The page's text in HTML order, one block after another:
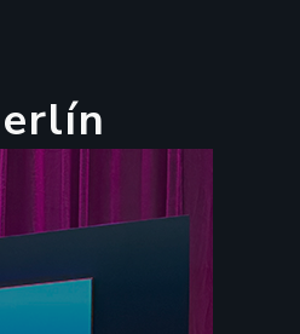
erlín